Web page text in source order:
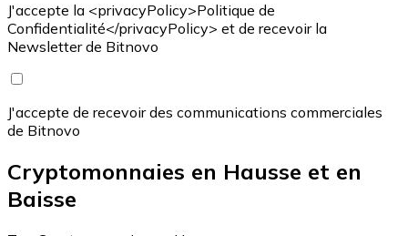
J'accepte la <privacyPolicy>Politique de
Confidentialité</privacyPolicy> et de recevoir la
Newsletter de Bitnovo
J'accepte de recevoir des communications commerciales
de Bitnovo
Cryptomonnaies en Hausse et en
Baisse